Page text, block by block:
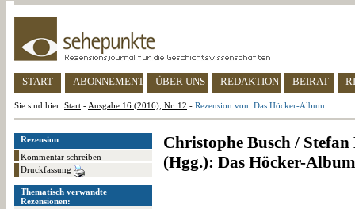
START ABONNEMENT ÜBER UNS REDAKTION BEIRAT
Sie sind hier: Start - Ausgabe 16 (2016), Nr. 12 - Rezension von: Das Höcker-Album
Rezension
Kommentar schreiben
Druckfassung
Thematisch verwandte
Rezensionen:
Christophe Busch /
(Hgg.): Das Höcker-Album